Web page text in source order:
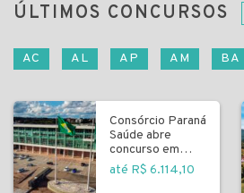
ÚLTIMOS CONCURSOS
AC AL AP AM BA
Consórcio Paraná
Saúde abre
concurso em
Curitiba
até R$ 6.114,10